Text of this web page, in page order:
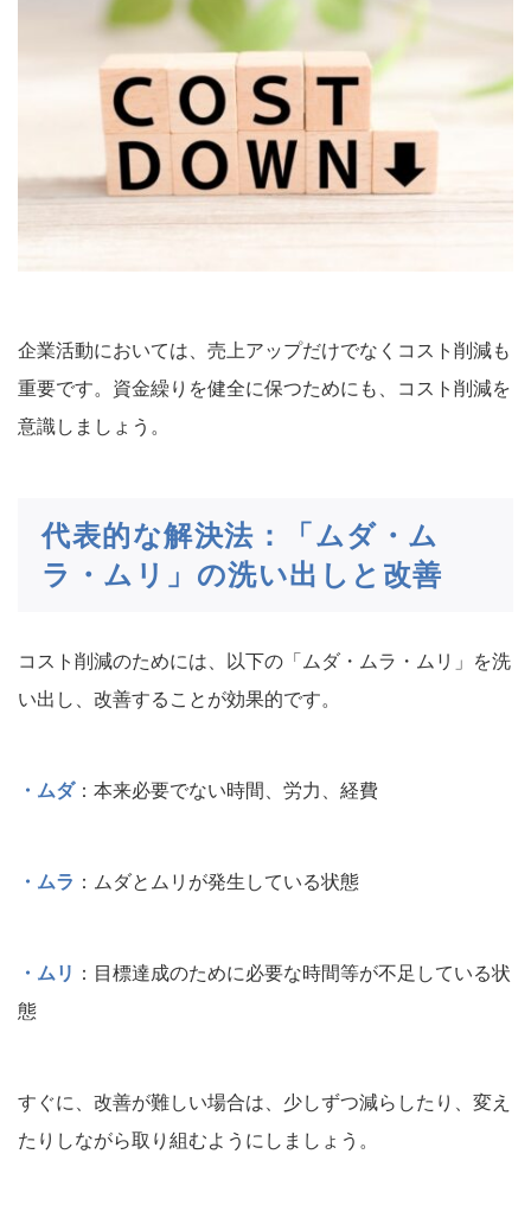
企業活動においては、売上アップだけでなくコスト削減も
重要です。資金繰りを健全に保つためにも、コスト削減を
意識しましょう。
代表的な解決法：「ムダ・ム
ラ・ムリ」の洗い出しと改善
コスト削減のためには、以下の「ムダ・ムラ・ムリ」を洗
い出し、改善することが効果的です。
・ムダ：本来必要でない時間、労力、経費
・ムラ ：ムダとムリが発生している状態
・ムリ ：目標達成のために必要な時間等が不足している状
態
すぐに、改善が難しい場合は、少しずつ減らしたり、変え
たりしながら取り組むようにしましょう。